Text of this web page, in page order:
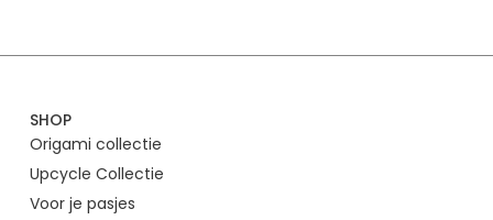
SHOP
Origami collectie
Upcycle Collectie
Voor je pasjes